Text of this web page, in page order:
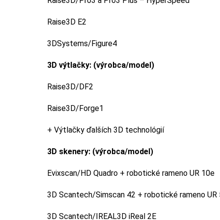
Raise3D E2
3DSystems/Figure4
3D výtlačky: (výrobca/model)
Raise3D/DF2
Raise3D/Forge1
+ Výtlačky ďalších 3D technológií
3D skenery: (výrobca/model)
Evixscan/HD Quadro + robotické rameno UR 10e
3D Scantech/Simscan 42 + robotické rameno UR
3D Scantech/IREAL3D iReal 2E